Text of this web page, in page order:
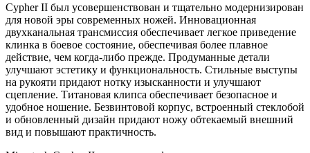
Cypher II был усовершенствован и тщательно модернизирован
для новой эры современных ножей. Инновационная
двухканальная трансмиссия обеспечивает легкое приведение
клинка в боевое состояние, обеспечивая более плавное
действие, чем когда-либо прежде. Продуманные детали
улучшают эстетику и функциональность. Стильные выступы
на рукояти придают нотку изысканности и улучшают
сцепление. Титановая клипса обеспечивает безопасное и
удобное ношение. Безвинтовой корпус, встроенный стеклобой
и обновленный дизайн придают ножу обтекаемый внешний
вид и повышают практичность.